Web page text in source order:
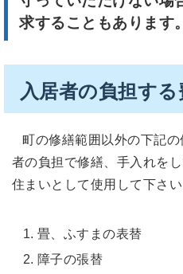
求することもあります。
入居者の負担す
町の修繕範囲以外の下記
者の負担で修繕、手入れを
住まいとして使用して下さい
畳、ふすまの表替
障子の張替